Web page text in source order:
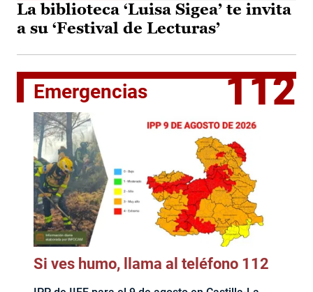
La biblioteca ‘Luisa Sigea’ te invita
a su ‘Festival de Lecturas’
Emergencias 112
Si ves humo, llama al teléfono 112